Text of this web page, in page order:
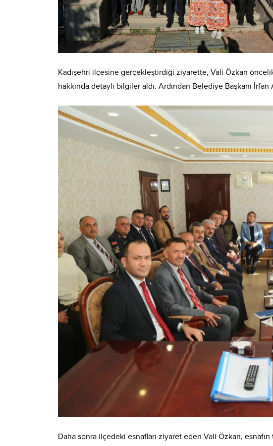
Kadışehri ilçesine gerçekleştirdiği ziyarette, Vali Özkan
hakkında detaylı bilgiler aldı. Ardından Belediye Başkanı
Daha sonra ilçedeki esnafları ziyaret eden Vali Özkan,